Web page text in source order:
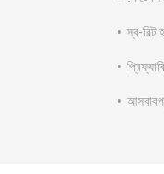
স্ব-বিল্ট